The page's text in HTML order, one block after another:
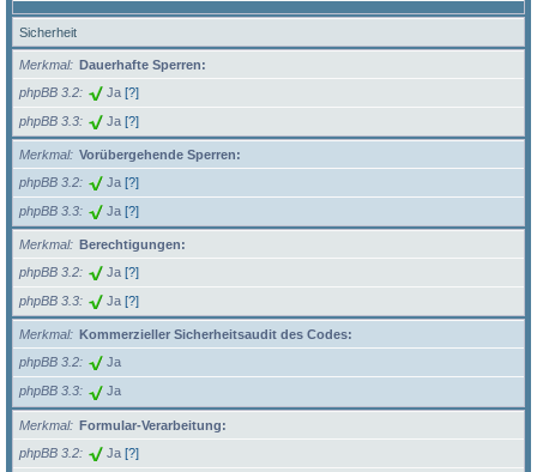
Sicherheit
Merkmal
Dauerhafte Sperren:
phpBB 3.2
Ja [?]
phpBB 3.3 Ja [?]
Merkmal
Vorübergehende Sperren:
phpBB 3.2
Ja [?]
phpBB 3.3 Ja [?]
Merkmal
Berechtigungen:
phpBB 3.2
Ja [?]
phpBB 3.3 Ja [?]
Merkmal
Kommerzieller Sicherheitsaudit des Codes:
phpBB 3.2
Ja
phpBB 3.3 Ja
Merkmal
Formular-Verarbeitung:
phpBB 3.2
Ja [?]